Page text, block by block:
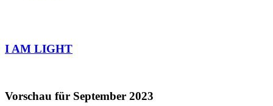
I AM LIGHT
Vorschau für September 2023